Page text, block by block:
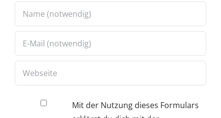
Mit der Nutzung dieses Formulars